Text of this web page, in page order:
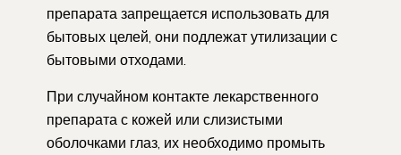
препарата запрещается использовать для
бытовых целей, они подлежат утилизации с
бытовыми отходами.
При случайном контакте лекарственного
препарата с кожей или слизистыми
оболочками глаз, их необходимо промыть